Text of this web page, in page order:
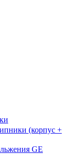
(корпус +
GE